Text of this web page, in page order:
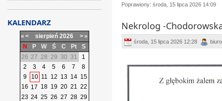
Poprawiony: środa, 15 lipca 2026 14:09
Nekrolog -
środa, 15 lipca 2026 12:28 biuro
KALENDARZ
« < sierpień 2026 >»
N
P W Ś C Pt
S
26 27 28 29 30 31
1
2
3 4 5 6 7
8
9
10 11 12 13 14 15
16 17 18 19 20 21 22
23 24 25 26 27 28 29